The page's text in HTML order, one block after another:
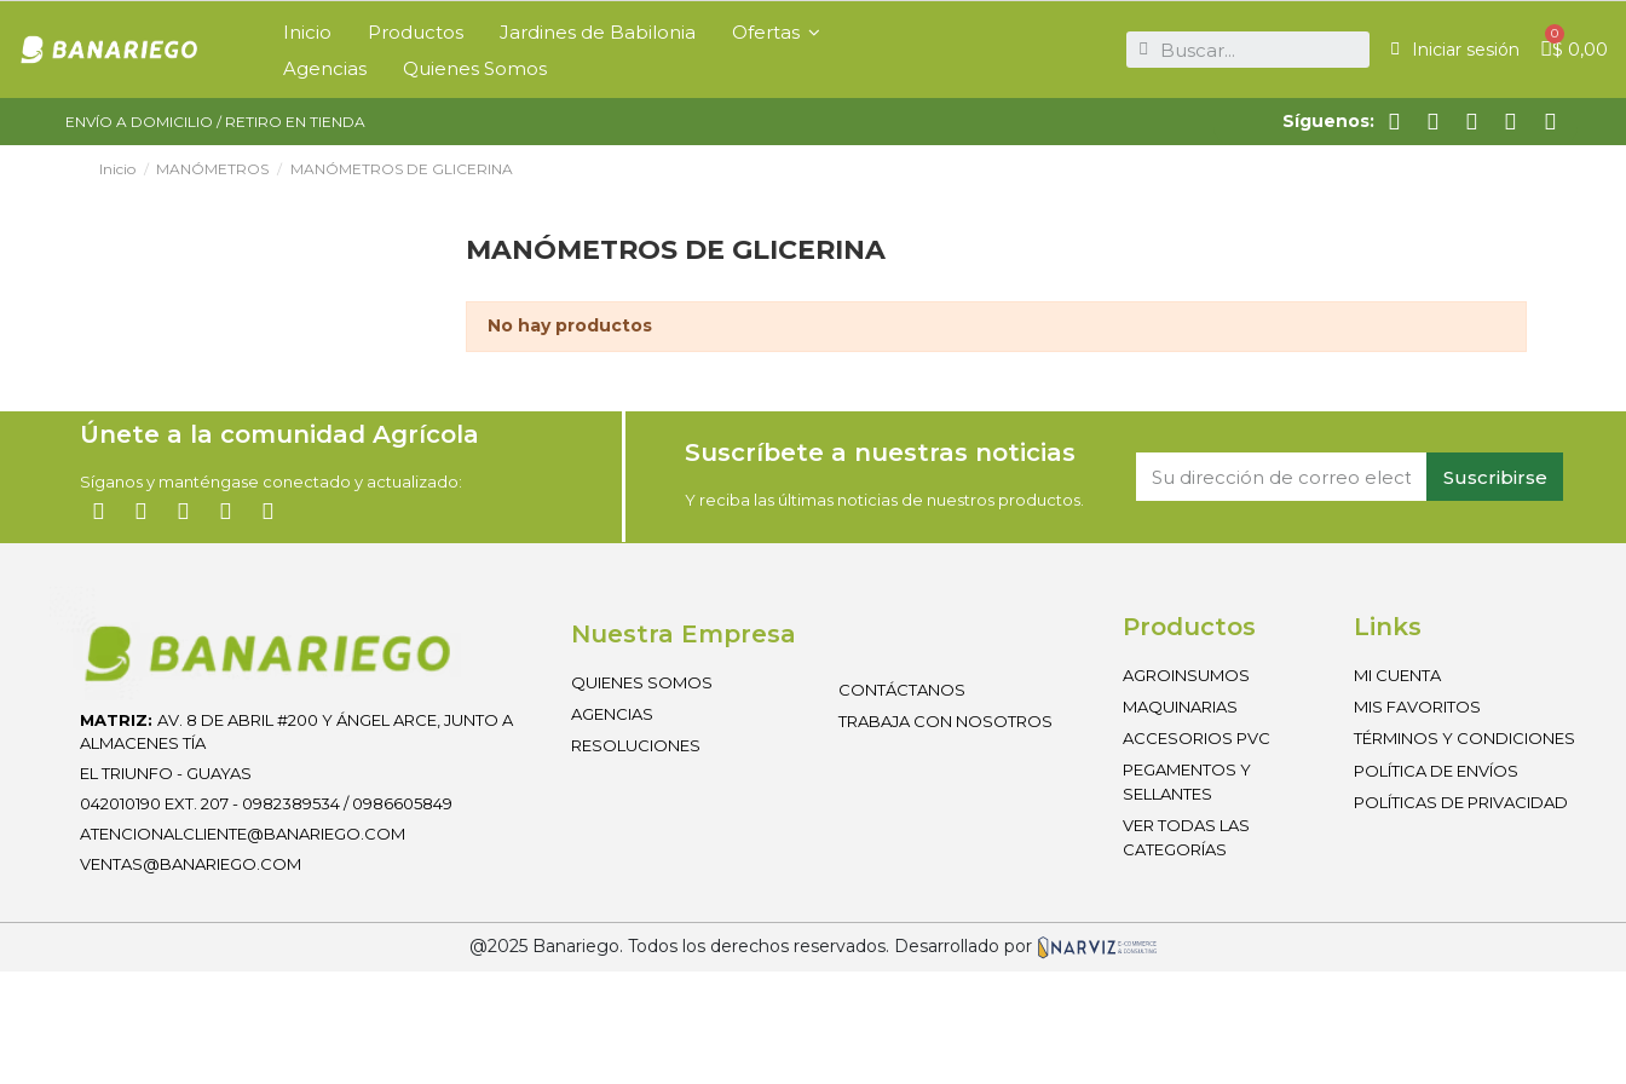
Inicio Productos Jardines de Babilonia
Ofertas
Agencias
Quienes Somos
Iniciar sesión $ 0,00
ENVÍO A DOMICILIO / RETIRO EN TIENDA Síguenos:
Inicio MANÓMETROS MANÓMETROS DE GLICERINA
MANÓMETROS DE GLICERINA
No hay productos
Únete a la comunidad Agrícola
Síganos y manténgase conectado y actualizado:
Suscríbete a nuestras noticias
Y reciba las últimas noticias de nuestros productos.
Suscribirse
MATRIZ: AV. 8 DE ABRIL #200 Y ÁNGEL ARCE, JUNTO A
ALMACENES TÍA
EL TRIUNFO - GUAYAS
042010190 EXT. 207 - 0982389534 / 0986605849
ATENCIONALCLIENTE@BANARIEGO.COM
VENTAS@BANARIEGO.COM
Nuestra Empresa
QUIENES SOMOS
AGENCIAS
RESOLUCIONES
CONTÁCTANOS
TRABAJA CON NOSOTROS
Productos
AGROINSUMOS
MAQUINARIAS
ACCESORIOS PVC
PEGAMENTOS Y
SELLANTES
VER TODAS LAS
CATEGORÍAS
Links
MI CUENTA
MIS FAVORITOS
TÉRMINOS Y CONDICIONES
POLÍTICA DE ENVÍOS
POLÍTICAS DE PRIVACIDAD
@2025 Banariego. Todos los derechos reservados. Desarrollado por